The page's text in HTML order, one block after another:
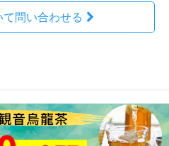
問い合わせる